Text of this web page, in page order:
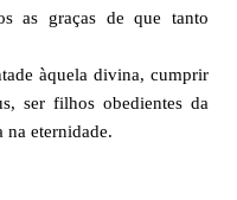
as graças de que tanto
àquela divina, cumprir
ser filhos obedientes da
na eternidade.